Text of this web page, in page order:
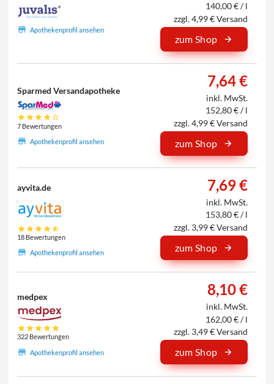
Apothekenprofil ansehen
140,00 € / l
zzgl. 4,99 € Versand
zum Shop
Sparmed Versandapotheke
7 Bewertungen
Apothekenprofil ansehen
7,64 €
inkl. MwSt.
152,80 € / l
zzgl. 4,99 € Versand
zum Shop
ayvita.de
18 Bewertungen
Apothekenprofil ansehen
7,69 €
inkl. MwSt.
153,80 € / l
zzgl. 3,99 € Versand
zum Shop
medpex
322 Bewertungen
Apothekenprofil ansehen
8,10 €
inkl. MwSt.
162,00 € / l
zzgl. 3,49 € Versand
zum Shop